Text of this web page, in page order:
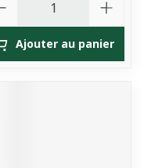
Ajouter au panier